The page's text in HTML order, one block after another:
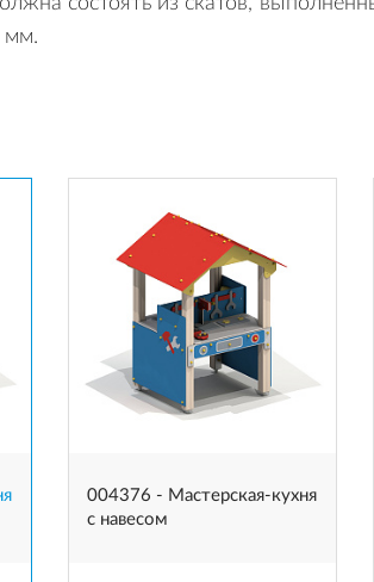
мм.
004376 - Мастерская-кухня
с навесом